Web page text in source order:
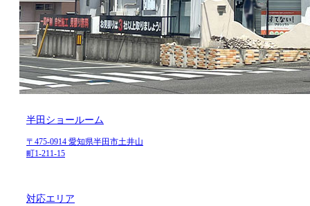
半田ショールーム
〒475-0914 愛知県半田市土井山
町1-211-15
対応エリア